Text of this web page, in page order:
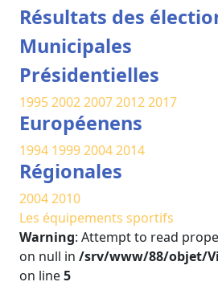
Résultats des
Municipales
Présidentielles
19952002200720122017
Européenens
1994 199920042014
Régionales
20042010
Les équipements sportifs
Warning: Attempt to read
on null in /srv/www/88/objet/
on line5